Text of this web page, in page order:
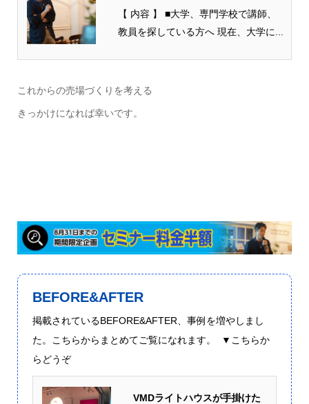
【 内容 】 ■大学、専門学校で講師、
教員を探している方へ 現在、大学に...
これからの売場づくりを考える
きっかけになれば幸いです。
BEFORE&AFTER
掲載されているBEFORE&AFTER、事例を増やしまし
た。こちらからまとめてご覧になれます。 ▼こちらか
らどうぞ
VMDライトハウスが手掛けた